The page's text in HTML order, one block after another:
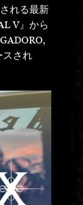
れる最新
V』から
スされ